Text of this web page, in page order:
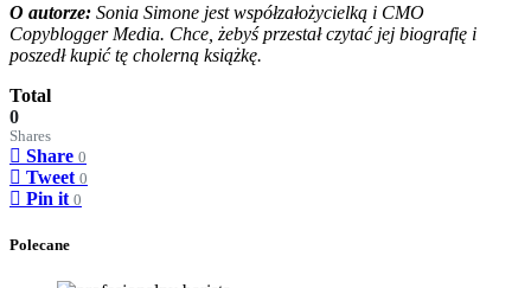
O autorze: Sonia Simone jest współzałożycielką i CMO
Copyblogger Media. Chce, żebyś przestał czytać jej biografię i
poszedł kupić tę cholerną książkę.
Total
0
Shares
Share 0
Tweet 0
Pin it 0
Polecane